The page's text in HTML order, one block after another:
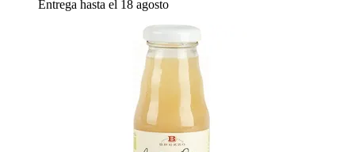
Entrega hasta el 18 agosto